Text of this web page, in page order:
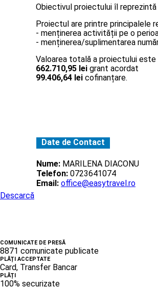
Obiectivul proiectului îl
Proiectul are printre principalele
- menținerea activității pe o
- menținerea/suplimentarea
Valoarea totală a proiectului este
662.710,95 lei grant acordat
99.406,64 lei cofinanțare.
Date de Contact
Nume: MARILENA DIACONU
Telefon: 0723641074
Email: office@easytravel.ro
Descarcă
COMUNICATE DE PRESĂ
8871 comunicate publicate
PLĂȚI ACCEPTATE
Card, Transfer Bancar
PLĂȚI
100% securizate